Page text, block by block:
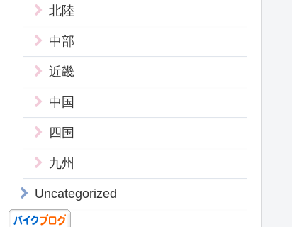
北陸
中部
近畿
中国
四国
九州
Uncategorized